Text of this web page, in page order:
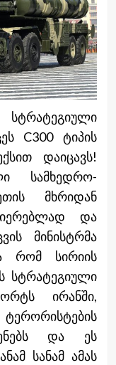
C300 ტიპის
დაიცავს!
სამხედრო-
მხრიდან
და
მინისტრმა
რომ სირიის
სტრატეგიული
ირანში,
და ეს
სანამ ამას